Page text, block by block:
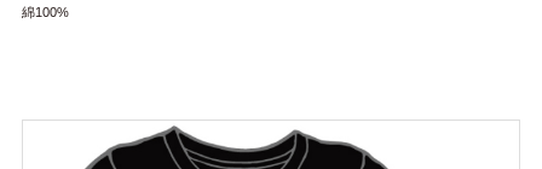
綿100%